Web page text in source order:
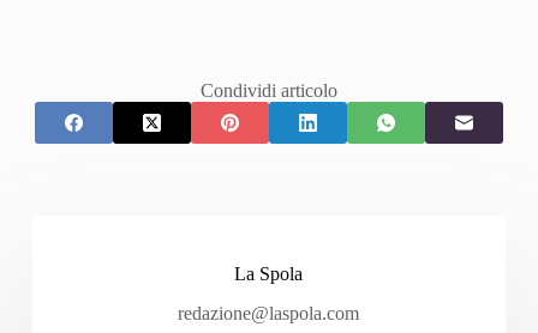
Condividi articolo
La Spola
redazione@laspola.com